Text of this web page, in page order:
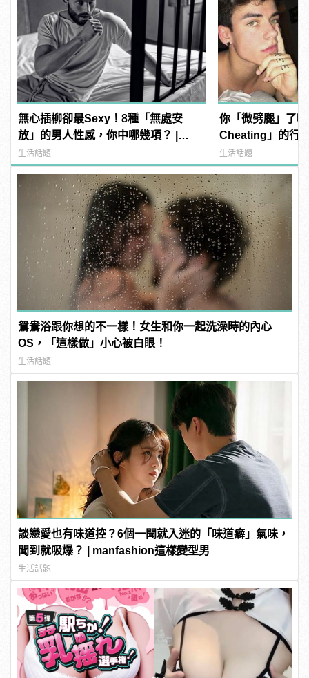
無心插柳卻最Sexy！8種「無處安
放」的男人性感，你中哪幾項？ |
manfashion這樣變型男
生活話題
你「微劈腿」了
Cheating」的行
找藉口
生活話題
鴛鴦浴跟你想的不一樣！女生和你一起洗澡時的內心
OS，「這樣做」小心被白眼！
生活話題
談戀愛也有味道控？6個一聞就入迷的「味道癖」氣味，
聞到就吸爆？ | manfashion這樣變型男
生活話題